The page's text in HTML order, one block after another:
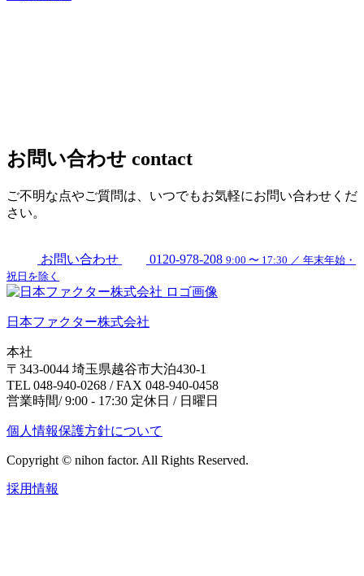
お問い合わせ contact
ご不明な点やご質問は、いつでもお気軽にお問い合わせくだ
さい。
お問い合わせ 0120-978-208 9:00 〜 17:30 ／ 年末年始・
祝日を除く
日本ファクター株式会社
本社
〒343-0044 埼玉県越谷市大泊430-1
TEL 048-940-0268 / FAX 048-940-0458
営業時間/ 9:00 - 17:30 定休日 / 日曜日
個人情報保護方針について
Copyright © nihon factor. All Rights Reserved.
採用情報